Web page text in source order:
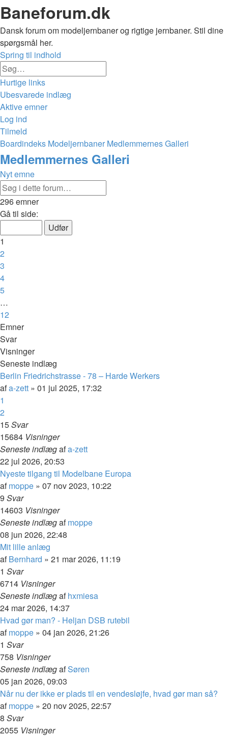
Baneforum.dk
Dansk forum om modeljernbaner og rigtige jernbaner. Stil dine
spørgsmål her.
Spring til indhold
Hurtige links
Ubesvarede indlæg
Aktive emner
Log ind
Tilmeld
Boardindeks Modeljernbaner Medlemmernes Galleri
Søg
Medlemmernes Galleri
Nyt emne
296 emner
Side
af
12
Gå til side:
1
2
3
4
5
…
12
Næste
Emner
Svar
Visninger
Seneste indlæg
Berlin Friedrichstrasse - 78 – Harde Werkers
afa-zett » 01 jul 2025, 17:32
1
2
15Svar
15684 Visninger
Seneste indlægafa-zett
22 jul 2026, 20:53
Nyeste tilgang til Modelbane Europa
afmoppe » 07 nov 2023, 10:22
9 Svar
14603 Visninger
Seneste indlægafmoppe
08 jun 2026, 22:48
Mit lille anlæg
afBernhard » 21 mar 2026, 11:19
1 Svar
6714 Visninger
Seneste indlægafhxmiesa
24 mar 2026, 14:37
Hvad gør man? - Heljan DSB rutebil
afmoppe » 04 jan 2026, 21:26
1 Svar
758 Visninger
Seneste indlægafSøren
05 jan 2026, 09:03
Når nu der ikke er plads til en vendesløjfe, hvad gør man så?
afmoppe » 20 nov 2025, 22:57
8 Svar
2055 Visninger